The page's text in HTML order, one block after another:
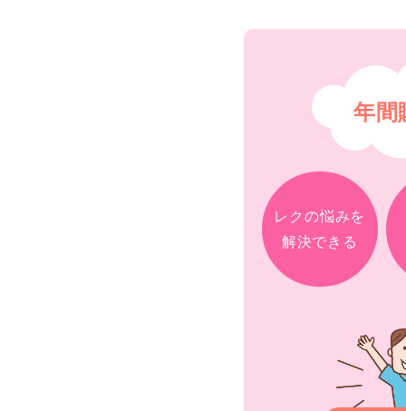
年間
レクの悩みを
解決できる